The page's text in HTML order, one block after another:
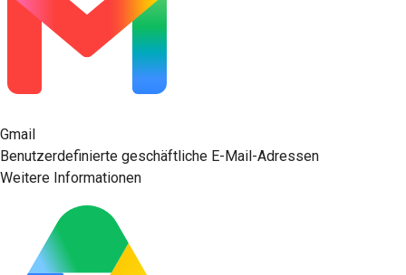
Gmail
Benutzerdefinierte geschäftliche E-Mail-Adressen
Weitere Informationen